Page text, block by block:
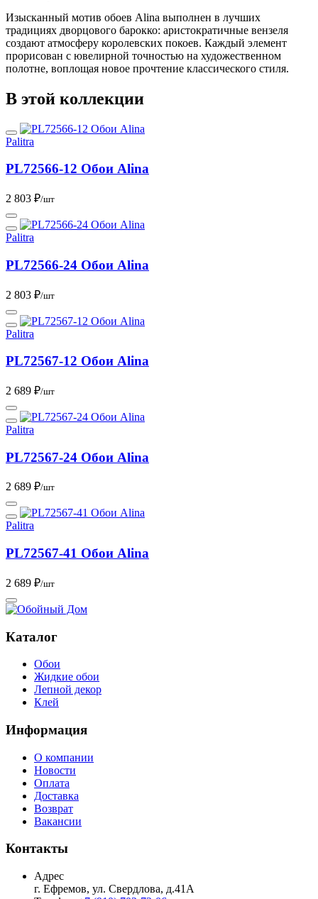
Изысканный мотив обоев Alina выполнен в лучших
традициях дворцового барокко: аристократичные вензеля
создают атмосферу королевских покоев. Каждый элемент
прорисован с ювелирной точностью на художественном
полотне, воплощая новое прочтение классического стиля.
В этой коллекции
Palitra
PL72566-12 Обои Alina
2 803 ₽/шт
Palitra
PL72566-24 Обои Alina
2 803 ₽/шт
Palitra
PL72567-12 Обои Alina
2 689 ₽/шт
Palitra
PL72567-24 Обои Alina
2 689 ₽/шт
Palitra
PL72567-41 Обои Alina
2 689 ₽/шт
Каталог
Обои
Жидкие обои
Лепной декор
Клей
Информация
О компании
Новости
Оплата
Доставка
Возврат
Вакансии
Контакты
Адрес
г. Ефремов, ул. Свердлова, д.41А